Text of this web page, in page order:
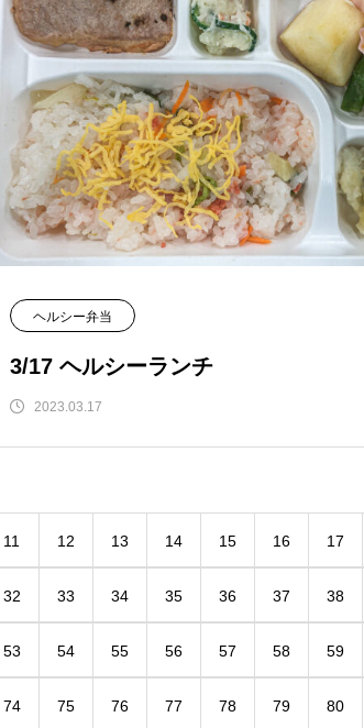
ヘルシー弁当
3/17 ヘルシーランチ
2023.03.17
11 12 13 14 15 16 17
32 33 34 35 36 37 38
53 54 55 56 57 58 59
74 75 76 77 78 79 80